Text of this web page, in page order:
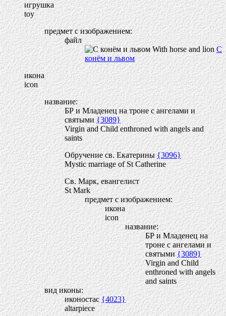
игрушка
toy
предмет с изображением:
файл
С
конём и львом
икона
icon
название:
БР и Младенец на троне с ангелами и
святыми{3089}
Virgin and Child enthroned with angels and
saints
Обручение св. Екатерины{3096}
Mystic marriage of St Catherine
Св. Марк, евангелист
St Mark
предмет с изображением:
икона
icon
название:
БР и Младенец на
троне с ангелами и
святыми{3089}
Virgin and Child
enthroned with angels
and saints
вид иконы:
иконостас{4023}
altarpiece